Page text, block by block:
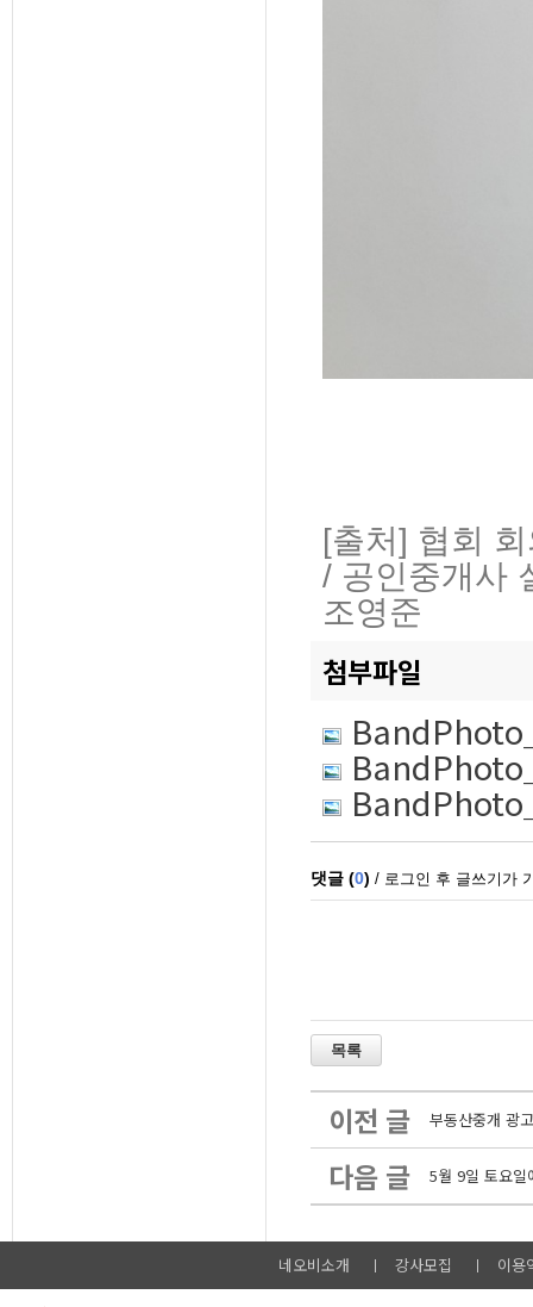
[출처] 협회
/ 공인중개사
조영준
첨부파일
BandPhoto
BandPhoto
BandPhoto
이전 글 부동산중개 광
다음 글 5월 9일 토요일
네오비소개 강사모집 이용